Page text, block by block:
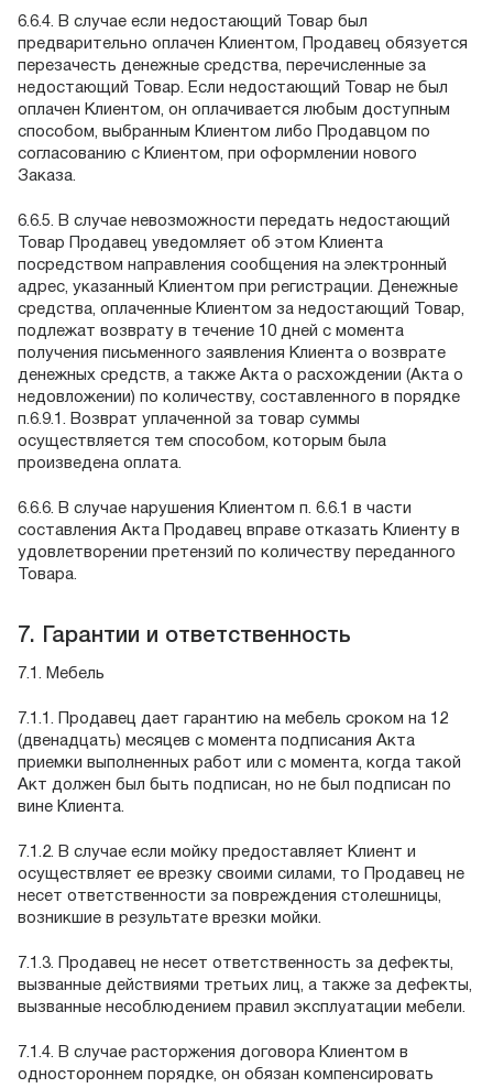
6.6.4. В случае если недостающий Товар был
предварительно оплачен Клиентом, Продавец обязуется
перезачесть денежные средства, перечисленные за
недостающий Товар. Если недостающий Товар не был
оплачен Клиентом, он оплачивается любым доступным
способом, выбранным Клиентом либо Продавцом по
согласованию с Клиентом, при оформлении нового
Заказа.
6.6.5. В случае невозможности передать недостающий
Товар Продавец уведомляет об этом Клиента
посредством направления сообщения на электронный
адрес, указанный Клиентом при регистрации. Денежные
средства, оплаченные Клиентом за недостающий Товар,
подлежат возврату в течение 10 дней с момента
получения письменного заявления Клиента о возврате
денежных средств, а также Акта о расхождении (Акта о
недовложении) по количеству, составленного в порядке
п.6.9.1. Возврат уплаченной за товар суммы
осуществляется тем способом, которым была
произведена оплата.
6.6.6. В случае нарушения Клиентом п. 6.6.1 в части
составления Акта Продавец вправе отказать Клиенту в
удовлетворении претензий по количеству переданного
Товара.
7. Гарантии и ответственность
7.1. Мебель
7.1.1. Продавец дает гарантию на мебель сроком на 12
(двенадцать) месяцев с момента подписания Акта
приемки выполненных работ или с момента, когда такой
Акт должен был быть подписан, но не был подписан по
вине Клиента.
7.1.2. В случае если мойку предоставляет Клиент и
осуществляет ее врезку своими силами, то Продавец не
несет ответственности за повреждения столешницы,
возникшие в результате врезки мойки.
7.1.3. Продавец не несет ответственность за дефекты,
вызванные действиями третьих лиц, а также за дефекты,
вызванные несоблюдением правил эксплуатации мебели.
7.1.4. В случае расторжения договора Клиентом в
одностороннем порядке, он обязан компенсировать